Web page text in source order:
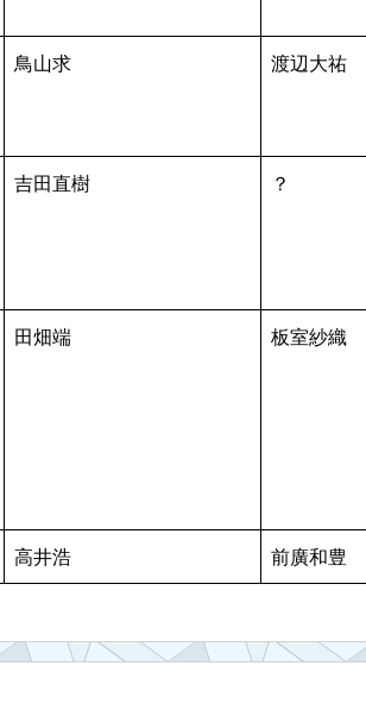
鳥山求 渡辺大祐
吉田直樹 ？
田畑端 板室紗織
高井浩 前廣和豊